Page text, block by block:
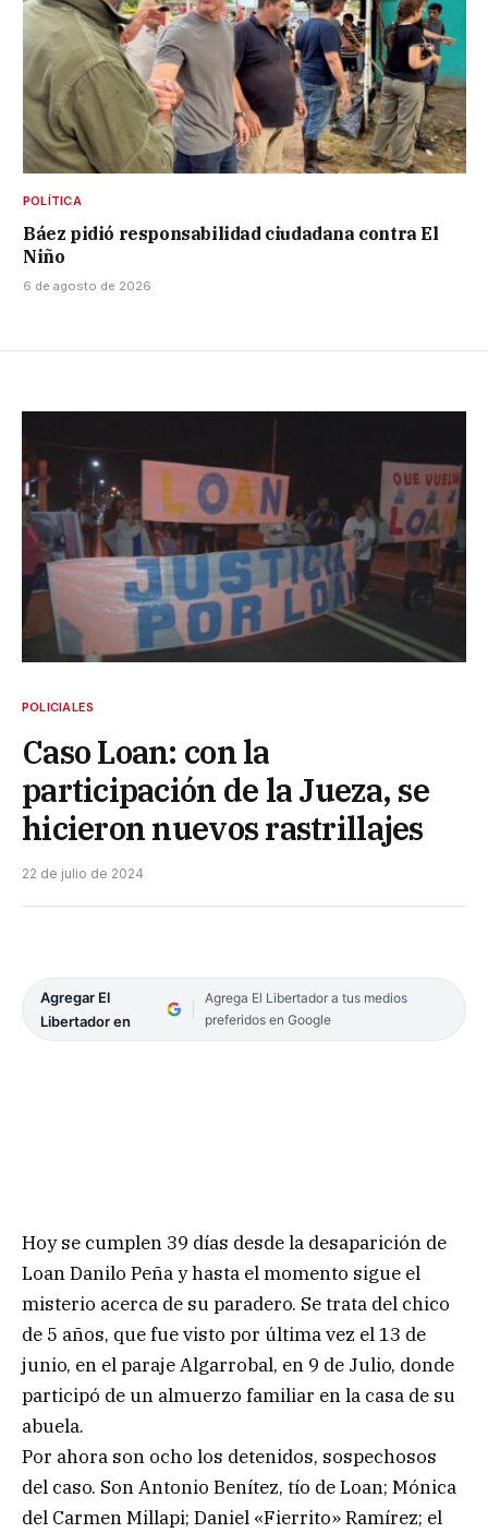
POLÍTICA
Báez pidió responsabilidad ciudadana contra El
Niño
6 de agosto de 2026
POLICIALES
Caso Loan: con la
participación de la Jueza, se
hicieron nuevos rastrillajes
22 de julio de 2024
Agregar El
Libertador en
Agrega El Libertador a tus medios
preferidos en Google
Hoy se cumplen 39 días desde la desaparición de
Loan Danilo Peña y hasta el momento sigue el
misterio acerca de su paradero. Se trata del chico
de 5 años, que fue visto por última vez el 13 de
junio, en el paraje Algarrobal, en 9 de Julio, donde
participó de un almuerzo familiar en la casa de su
abuela.
Por ahora son ocho los detenidos, sospechosos
del caso. Son Antonio Benítez, tío de Loan; Mónica
del Carmen Millapi; Daniel «Fierrito» Ramírez; el